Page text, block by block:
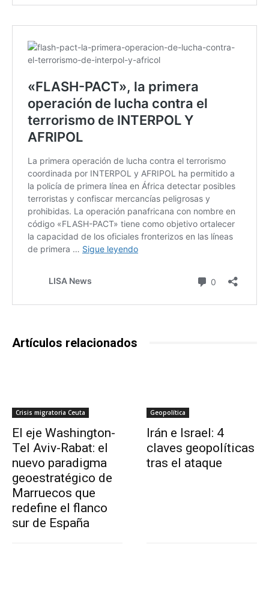
Artículos relacionados
Crisis migratoria Ceuta
El eje Washington-
Tel Aviv-Rabat: el
nuevo paradigma
geoestratégico de
Marruecos que
redefine el flanco
sur de España
Geopolítica
Irán e Israel: 4
claves geopolíticas
tras el ataque